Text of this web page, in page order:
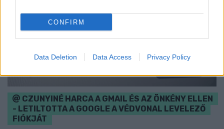
CONFIRM
Data Deletion Data Access Privacy Policy
CZUNYINÉ HARCA A GMAIL ÉS AZ ÖNKÉNY ELLEN
- LETILTOTTA A GOOGLE A VÉDVONAL LEVELEZŐ
FIÓKJÁT